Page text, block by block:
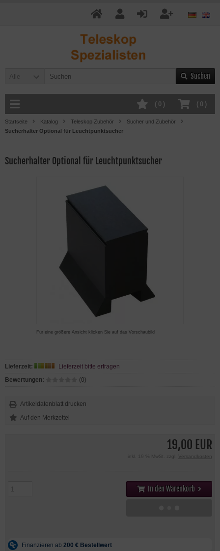
Alle Suchen
( 0 )
( 0 )
Startseite Katalog Teleskop Zubehör
Sucher und Zubehör
Sucherhalter Optional für Leuchtpunktsucher
Sucherhalter Optional für Leuchtpunktsucher
Für eine größere Ansicht klicken Sie auf das Vorschaubild
19,00 EUR
inkl. 19 % MwSt. zzgl. Versandkosten
In den Warenkorb
Lieferzeit:
Lieferzeit bitte erfragen
Bewertungen:
(0)
Artikeldatenblatt drucken